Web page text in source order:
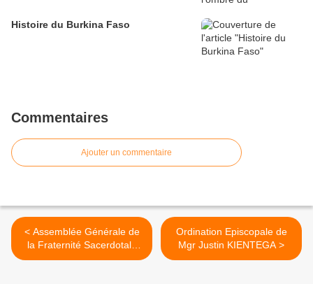
Histoire du Burkina Faso
Commentaires
Ajouter un commentaire
< Assemblée Générale de
la Fraternité Sacerdotale
Burkina-Niger
Ordination Episcopale de
Mgr Justin KIENTEGA >